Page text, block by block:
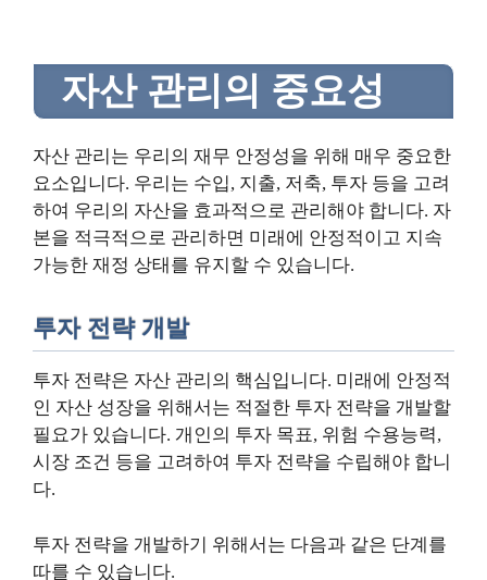
자산 관리의 중요성
자산 관리는 우리의 재무 안정성을 위해 매우 중요한
요소입니다. 우리는 수입, 지출, 저축, 투자 등을 고려
하여 우리의 자산을 효과적으로 관리해야 합니다. 자
본을 적극적으로 관리하면 미래에 안정적이고 지속
가능한 재정 상태를 유지할 수 있습니다.
투자 전략 개발
투자 전략은 자산 관리의 핵심입니다. 미래에 안정적
인 자산 성장을 위해서는 적절한 투자 전략을 개발할
필요가 있습니다. 개인의 투자 목표, 위험 수용능력,
시장 조건 등을 고려하여 투자 전략을 수립해야 합니
다.
투자 전략을 개발하기 위해서는 다음과 같은 단계를
따를 수 있습니다.